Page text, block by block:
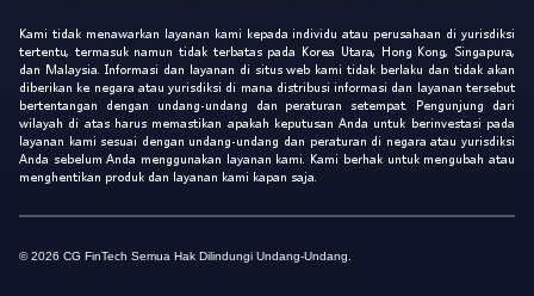
Kami tidak menawarkan layanan kami kepada individu atau perusahaan di yurisdiksi
tertentu, termasuk namun tidak terbatas pada Korea Utara, Hong Kong, Singapura,
dan Malaysia. Informasi dan layanan di situs web kami tidak berlaku dan tidak akan
diberikan ke negara atau yurisdiksi di mana distribusi informasi dan layanan tersebut
bertentangan dengan undang-undang dan peraturan setempat. Pengunjung dari
wilayah di atas harus memastikan apakah keputusan Anda untuk berinvestasi pada
layanan kami sesuai dengan undang-undang dan peraturan di negara atau yurisdiksi
Anda sebelum Anda menggunakan layanan kami. Kami berhak untuk mengubah atau
menghentikan produk dan layanan kami kapan saja.
© 2026 CG FinTech Semua Hak Dilindungi Undang-Undang.